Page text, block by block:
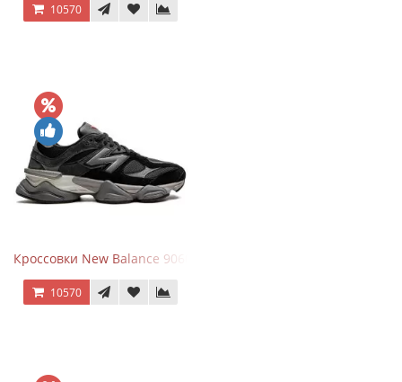
10570
Кроссовки New Balance 9060 Black Castlerock
10570